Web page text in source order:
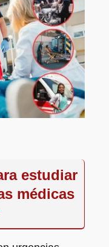
estudiar
médicas